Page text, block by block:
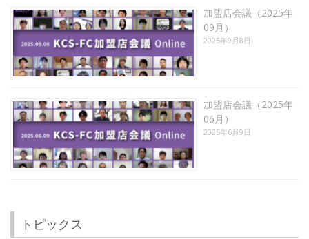
加盟店会議（2025年
09月）
2025年9月8日
加盟店会議（2025年
06月）
2025年6月9日
トピックス